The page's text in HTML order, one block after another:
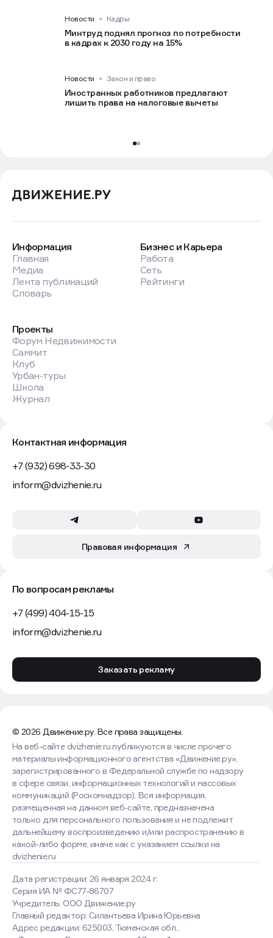
Новости Кадры
Минтруд поднял прогноз по потребности
в кадрах к 2030 году на 15%
Новости Закон и право
Иностранных работников предлагают
лишить права на налоговые вычеты
Информация
Главная
Медиа
Лента публикаций
Словарь
Бизнес и Карьера
Работа
Сеть
Рейтинги
Проекты
Форум Недвижимости
Саммит
Клуб
Урбан-туры
Школа
Журнал
Контактная информация
+7 (932) 698-33-30
inform@dvizhenie.ru
Правовая информация
По вопросам рекламы
+7 (499) 404-15-15
inform@dvizhenie.ru
Заказать рекламу
© 2026 Движение.ру. Все права защищены.
Дата регистрации: 26 января 2024 г.
Серия ИА № ФС77-86707
Учредитель: ООО Движение.ру
Главный редактор: Силантьева Ирина Юрьевна
Адрес редакции: 625003, Тюменская обл.,
На веб-сайте dvizhenie.ru публикуются в числе прочего
материалы информационного агентства «Движение.ру»,
зарегистрированного в Федеральной службе по надзору
в сфере связи, информационных технологий и массовых
коммуникаций (Роскомнадзор). Вся информация,
размещенная на данном веб-сайте, предназначена
только для персонального пользования и не подлежит
дальнейшему воспроизведению и/или распространению в
какой-либо форме, иначе как с указанием ссылки на
dvizhenie.ru